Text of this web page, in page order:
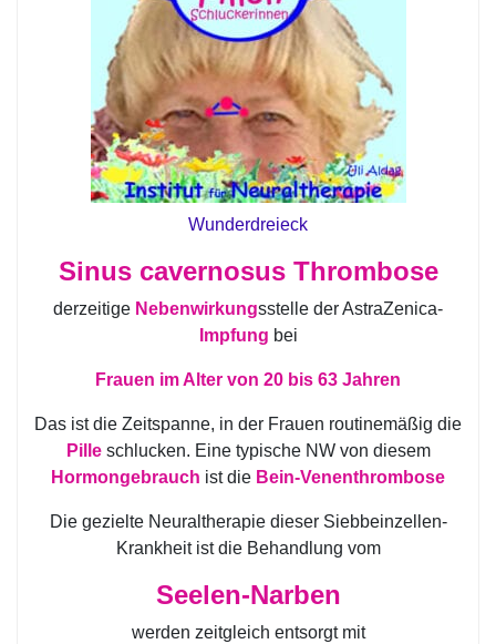
Wunderdreieck
Sinus cavernosus Thrombose
derzeitige Nebenwirkungsstelle der AstraZenica-
Impfung bei
Frauen im Alter von 20 bis 63 Jahren
Das ist die Zeitspanne, in der Frauen routinemäßig die
Pilleschlucken. Eine typische NW von diesem
Hormongebrauch ist die Bein-Venenthrombose
Die gezielte Neuraltherapie dieser Siebbeinzellen-
Krankheit ist die Behandlung vom
Seelen-Narben
werden zeitgleich entsorgt mit